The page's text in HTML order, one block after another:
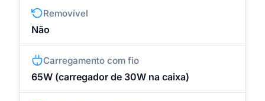
Removível
Não
Carregamento com fio
65W (carregador de 30W na caixa)